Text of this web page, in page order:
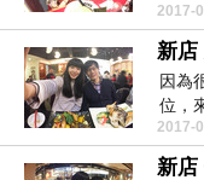
來...
2017-
因為
位，
次了
2017-
新店